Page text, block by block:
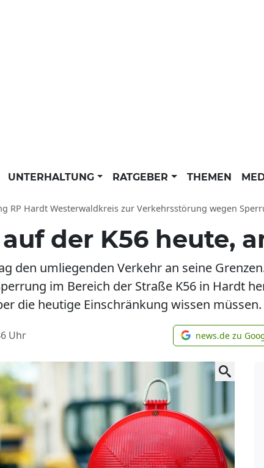
UNTERHALTUNG RATGEBER THEMEN
Westerwaldkreis zur Verkehrsstörung wegen Sperrung, Baustelle am 06.07.2026:
der K56 heute,
den umliegenden Verkehr an seine
im Bereich der Straße K56 in Hardt
die heutige Einschränkung wissen müssen.
Uhr news.de zu